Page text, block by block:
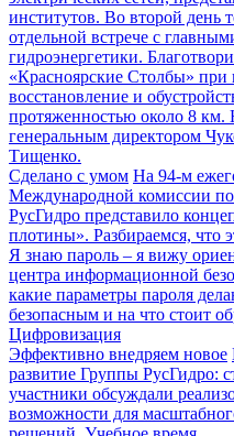
институтов. Во второй день
отдельной встрече с
гидроэнергетики.
«Красноярские Столбы» при
восстановление и
протяженностью около 8 км.
генеральным директором
Тищенко.
Сделано с умом На 94-м
Международной комиссии
РусГидро представило
плотины». Разбираемся, что
Я знаю пароль – я вижу
центра информационной
какие параметры пароля
безопасным и на что стоит
Цифровизация
Эффективно внедряем новое
развитие Группы РусГидро:
участники обсуждали
возможности для